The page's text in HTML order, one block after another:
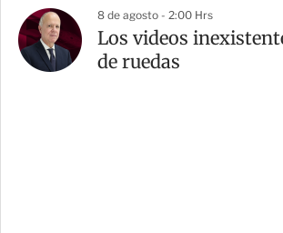
8 de agosto - 2:00 Hrs
Los videos
de ruedas